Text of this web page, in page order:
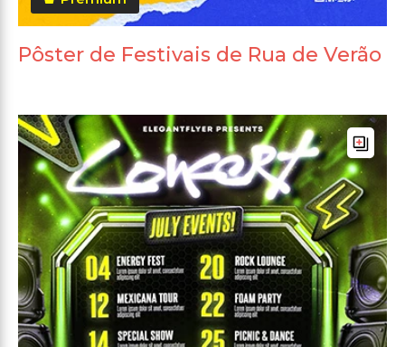
Pôster de Festivais de Rua de Verão